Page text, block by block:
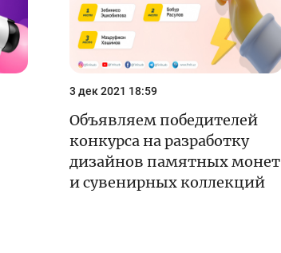
Исламское
финансирование
3 дек 2021 18:59
Объявляем победителей
конкурса на разработку
дизайнов памятных монет
и сувенирных коллекций